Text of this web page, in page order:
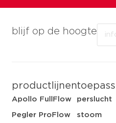
blijf op de hoogte
productlijnen
Apollo FullFlow
Pegler ProFlow
perslucht
stoom